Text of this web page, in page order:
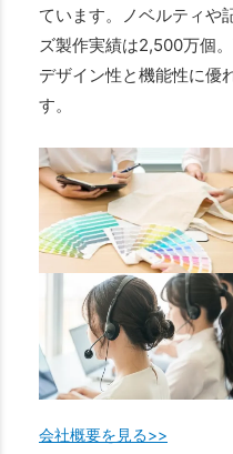
ています。ノベルティや
ズ製作実績は2,500万個
デザイン性と機能性に優
す。
会社概要を見る>>